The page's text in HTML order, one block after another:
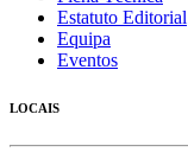
Estatuto Editorial
Equipa
Eventos
LOCAIS